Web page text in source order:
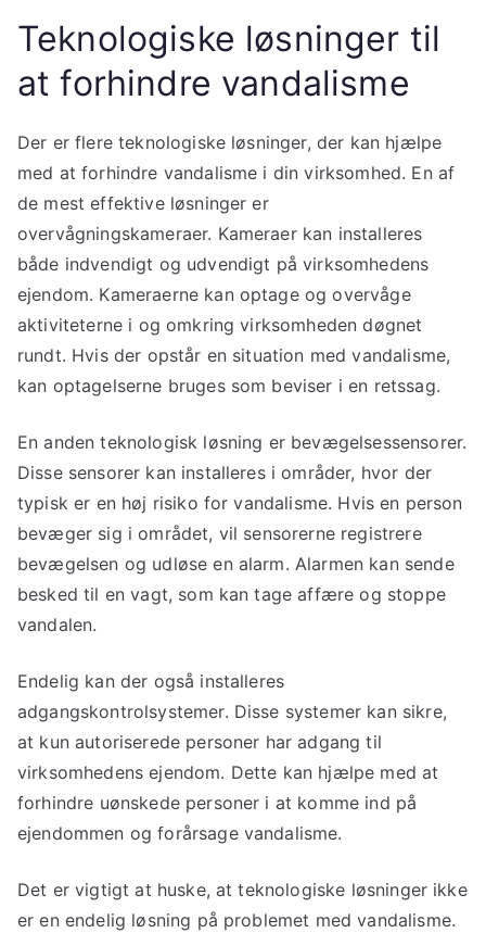
Teknologiske løsninger til
at forhindre vandalisme
Der er flere teknologiske løsninger, der kan hjælpe
med at forhindre vandalisme i din virksomhed. En af
de mest effektive løsninger er
overvågningskameraer. Kameraer kan installeres
både indvendigt og udvendigt på virksomhedens
ejendom. Kameraerne kan optage og overvåge
aktiviteterne i og omkring virksomheden døgnet
rundt. Hvis der opstår en situation med vandalisme,
kan optagelserne bruges som beviser i en retssag.
En anden teknologisk løsning er bevægelsessensorer.
Disse sensorer kan installeres i områder, hvor der
typisk er en høj risiko for vandalisme. Hvis en person
bevæger sig i området, vil sensorerne registrere
bevægelsen og udløse en alarm. Alarmen kan sende
besked til en vagt, som kan tage affære og stoppe
vandalen.
Endelig kan der også installeres
adgangskontrolsystemer. Disse systemer kan sikre,
at kun autoriserede personer har adgang til
virksomhedens ejendom. Dette kan hjælpe med at
forhindre uønskede personer i at komme ind på
ejendommen og forårsage vandalisme.
Det er vigtigt at huske, at teknologiske løsninger ikke
er en endelig løsning på problemet med vandalisme.